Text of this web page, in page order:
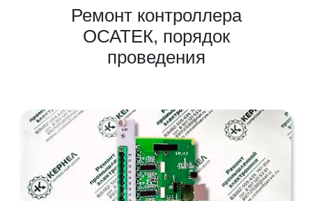
Ремонт контроллера
ОСАТЕК, порядок
проведения